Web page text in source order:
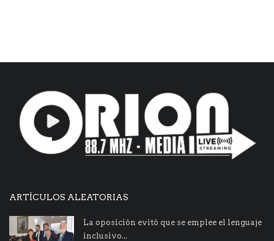
ARTÍCULOS ALEATORIAS
La oposición evitó que se emplee el lenguaje
inclusivo...